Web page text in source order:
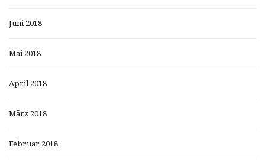
Juni 2018
Mai 2018
April 2018
März 2018
Februar 2018